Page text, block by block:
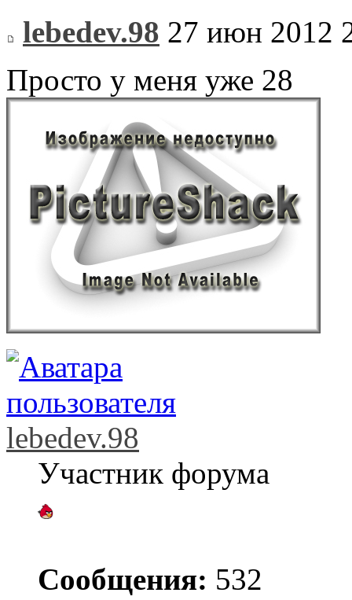
lebedev.98 27 июн 2012
Просто у меня уже 28
lebedev.98
Участник форума
Сообщения: 532